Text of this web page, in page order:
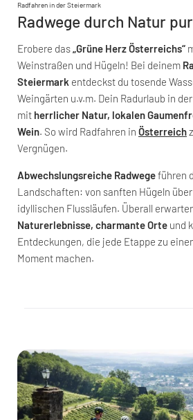
Radfahren in der Steiermark
Radwege durch Natur pur
Erobere das„Grüne Herz Österreichs“
Weinstraßen und Hügeln! Bei deinem
Steiermark entdeckst du tosende
Weingärten u.v.m. Dein Radurlaub in
mit herrlicher Natur, lokalen
Wein. So wird Radfahren in Österreich
Vergnügen.
Abwechslungsreiche Radwegeführen
Landschaften: von sanften Hügeln
idyllischen Flussläufen. Überall
Naturerlebnisse, charmante Orte und
Entdeckungen, die jede Etappe zu
Moment machen.